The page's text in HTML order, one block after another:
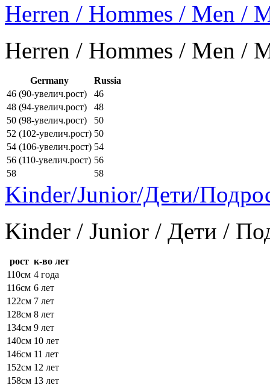
Herren / Hommes / Men /
Herren / Hommes / Men /
Germany
Russia
46 (90-увелич.рост)
46
48 (94-увелич.рост)
48
50 (98-увелич.рост)
50
52 (102-увелич.рост) 50
54 (106-увелич.рост) 54
56 (110-увелич.рост) 56
58
58
Kinder/Junior/Дети/
Kinder / Junior / Дети /
рост к-во лет
110см 4 года
116см 6 лет
122см 7 лет
128см 8 лет
134см 9 лет
140см 10 лет
146см 11 лет
152см 12 лет
158см 13 лет